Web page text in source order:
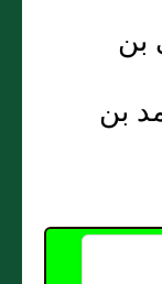
بن
بن